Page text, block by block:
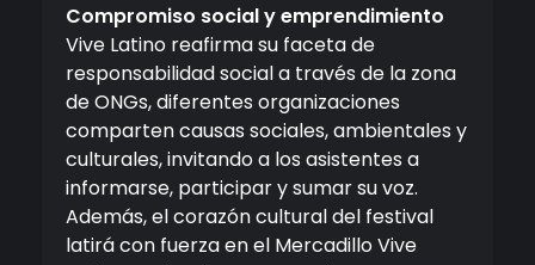
Compromiso social y emprendimiento
Vive Latino reafirma su faceta de
responsabilidad social a través de la zona
de ONGs, diferentes organizaciones
comparten causas sociales, ambientales y
culturales, invitando a los asistentes a
informarse, participar y sumar su voz.
Además, el corazón cultural del festival
latirá con fuerza en el Mercadillo Vive